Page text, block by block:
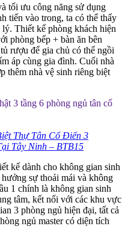
tối ưu công năng sử dụng
tiến vào trong, ta có thể thấy
Thiết kế phòng khách hiện
phòng bếp + bàn ăn bên
rượu để gia chủ có thể ngồi
áp cùng gia đình. Cuối nhà
thêm nhà vệ sinh riêng biệt
Thự Tân Cổ Điển 3
Tây Ninh – BTB15
kế dành cho không gian sinh
sự thoải mái và không
1 chính là không gian sinh
tâm, kết nối với các khu vực
3 phòng ngủ hiện đại, tất cả
ngủ master có diện tích